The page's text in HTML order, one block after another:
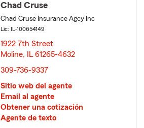
Chad Cruse
Chad Cruse Insurance Agcy Inc
Lic: IL-100654149
1922 7th Street
Moline, IL 61265-4632
309-736-9337
Sitio web del agente
Email al agente
Obtener una cotización
Agente de texto